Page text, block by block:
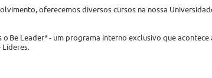
oferecemos diversos cursos na nossa
Be Leader* - um programa interno exclusivo que acontece